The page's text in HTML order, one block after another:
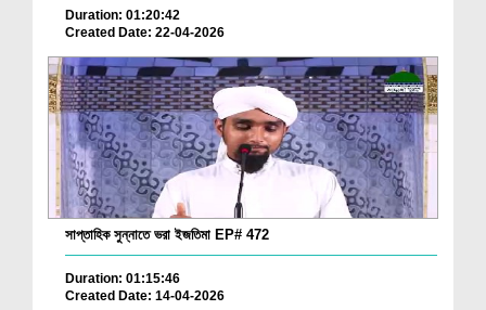
Duration: 01:20:42
Created Date: 22-04-2026
সাপ্তাহিক সুন্নাতে ভরা ইজতিমা EP# 472
Duration: 01:15:46
Created Date: 14-04-2026